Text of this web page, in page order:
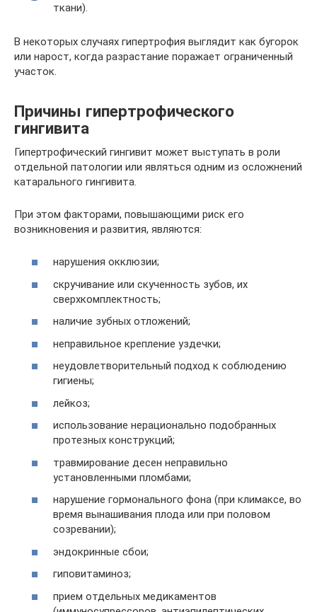
ткани).
В некоторых случаях гипертрофия выглядит как бугорок
или нарост, когда разрастание поражает ограниченный
участок.
Причины гипертрофического
гингивита
Гипертрофический гингивит может выступать в роли
отдельной патологии или являться одним из осложнений
катарального гингивита.
При этом факторами, повышающими риск его
возникновения и развития, являются:
нарушения окклюзии;
скручивание или скученность зубов, их
сверхкомплектность;
наличие зубных отложений;
неправильное крепление уздечки;
неудовлетворительный подход к соблюдению
гигиены;
лейкоз;
использование нерационально подобранных
протезных конструкций;
травмирование десен неправильно
установленными пломбами;
нарушение гормонального фона (при климаксе, во
время вынашивания плода или при половом
созревании);
эндокринные сбои;
гиповитаминоз;
прием отдельных медикаментов